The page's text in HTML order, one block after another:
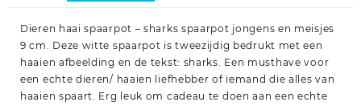
Dieren haai spaarpot – sharks spaarpot jongens en meisjes
9 cm. Deze witte spaarpot is tweezijdig bedrukt met een
haaien afbeelding en de tekst: sharks. Een musthave voor
een echte dieren/ haaien liefhebber of iemand die alles van
haaien spaart. Erg leuk om cadeau te doen aan een echte